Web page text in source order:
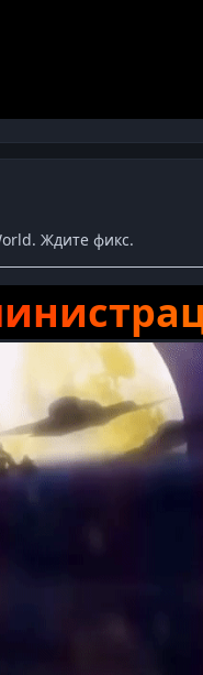
Ждите фикс.
инистра